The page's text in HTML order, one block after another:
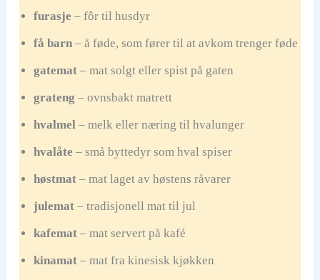
furasje – fôr til husdyr
få barn– å føde, som fører til at avkom trenger føde
gatemat– mat solgt eller spist på gaten
grateng – ovnsbakt matrett
hvalmel– melk eller næring til hvalunger
hvalåte – små byttedyr som hval spiser
høstmat– mat laget av høstens råvarer
julemat– tradisjonell mat til jul
kafemat– mat servert på kafé
kinamat– mat fra kinesisk kjøkken